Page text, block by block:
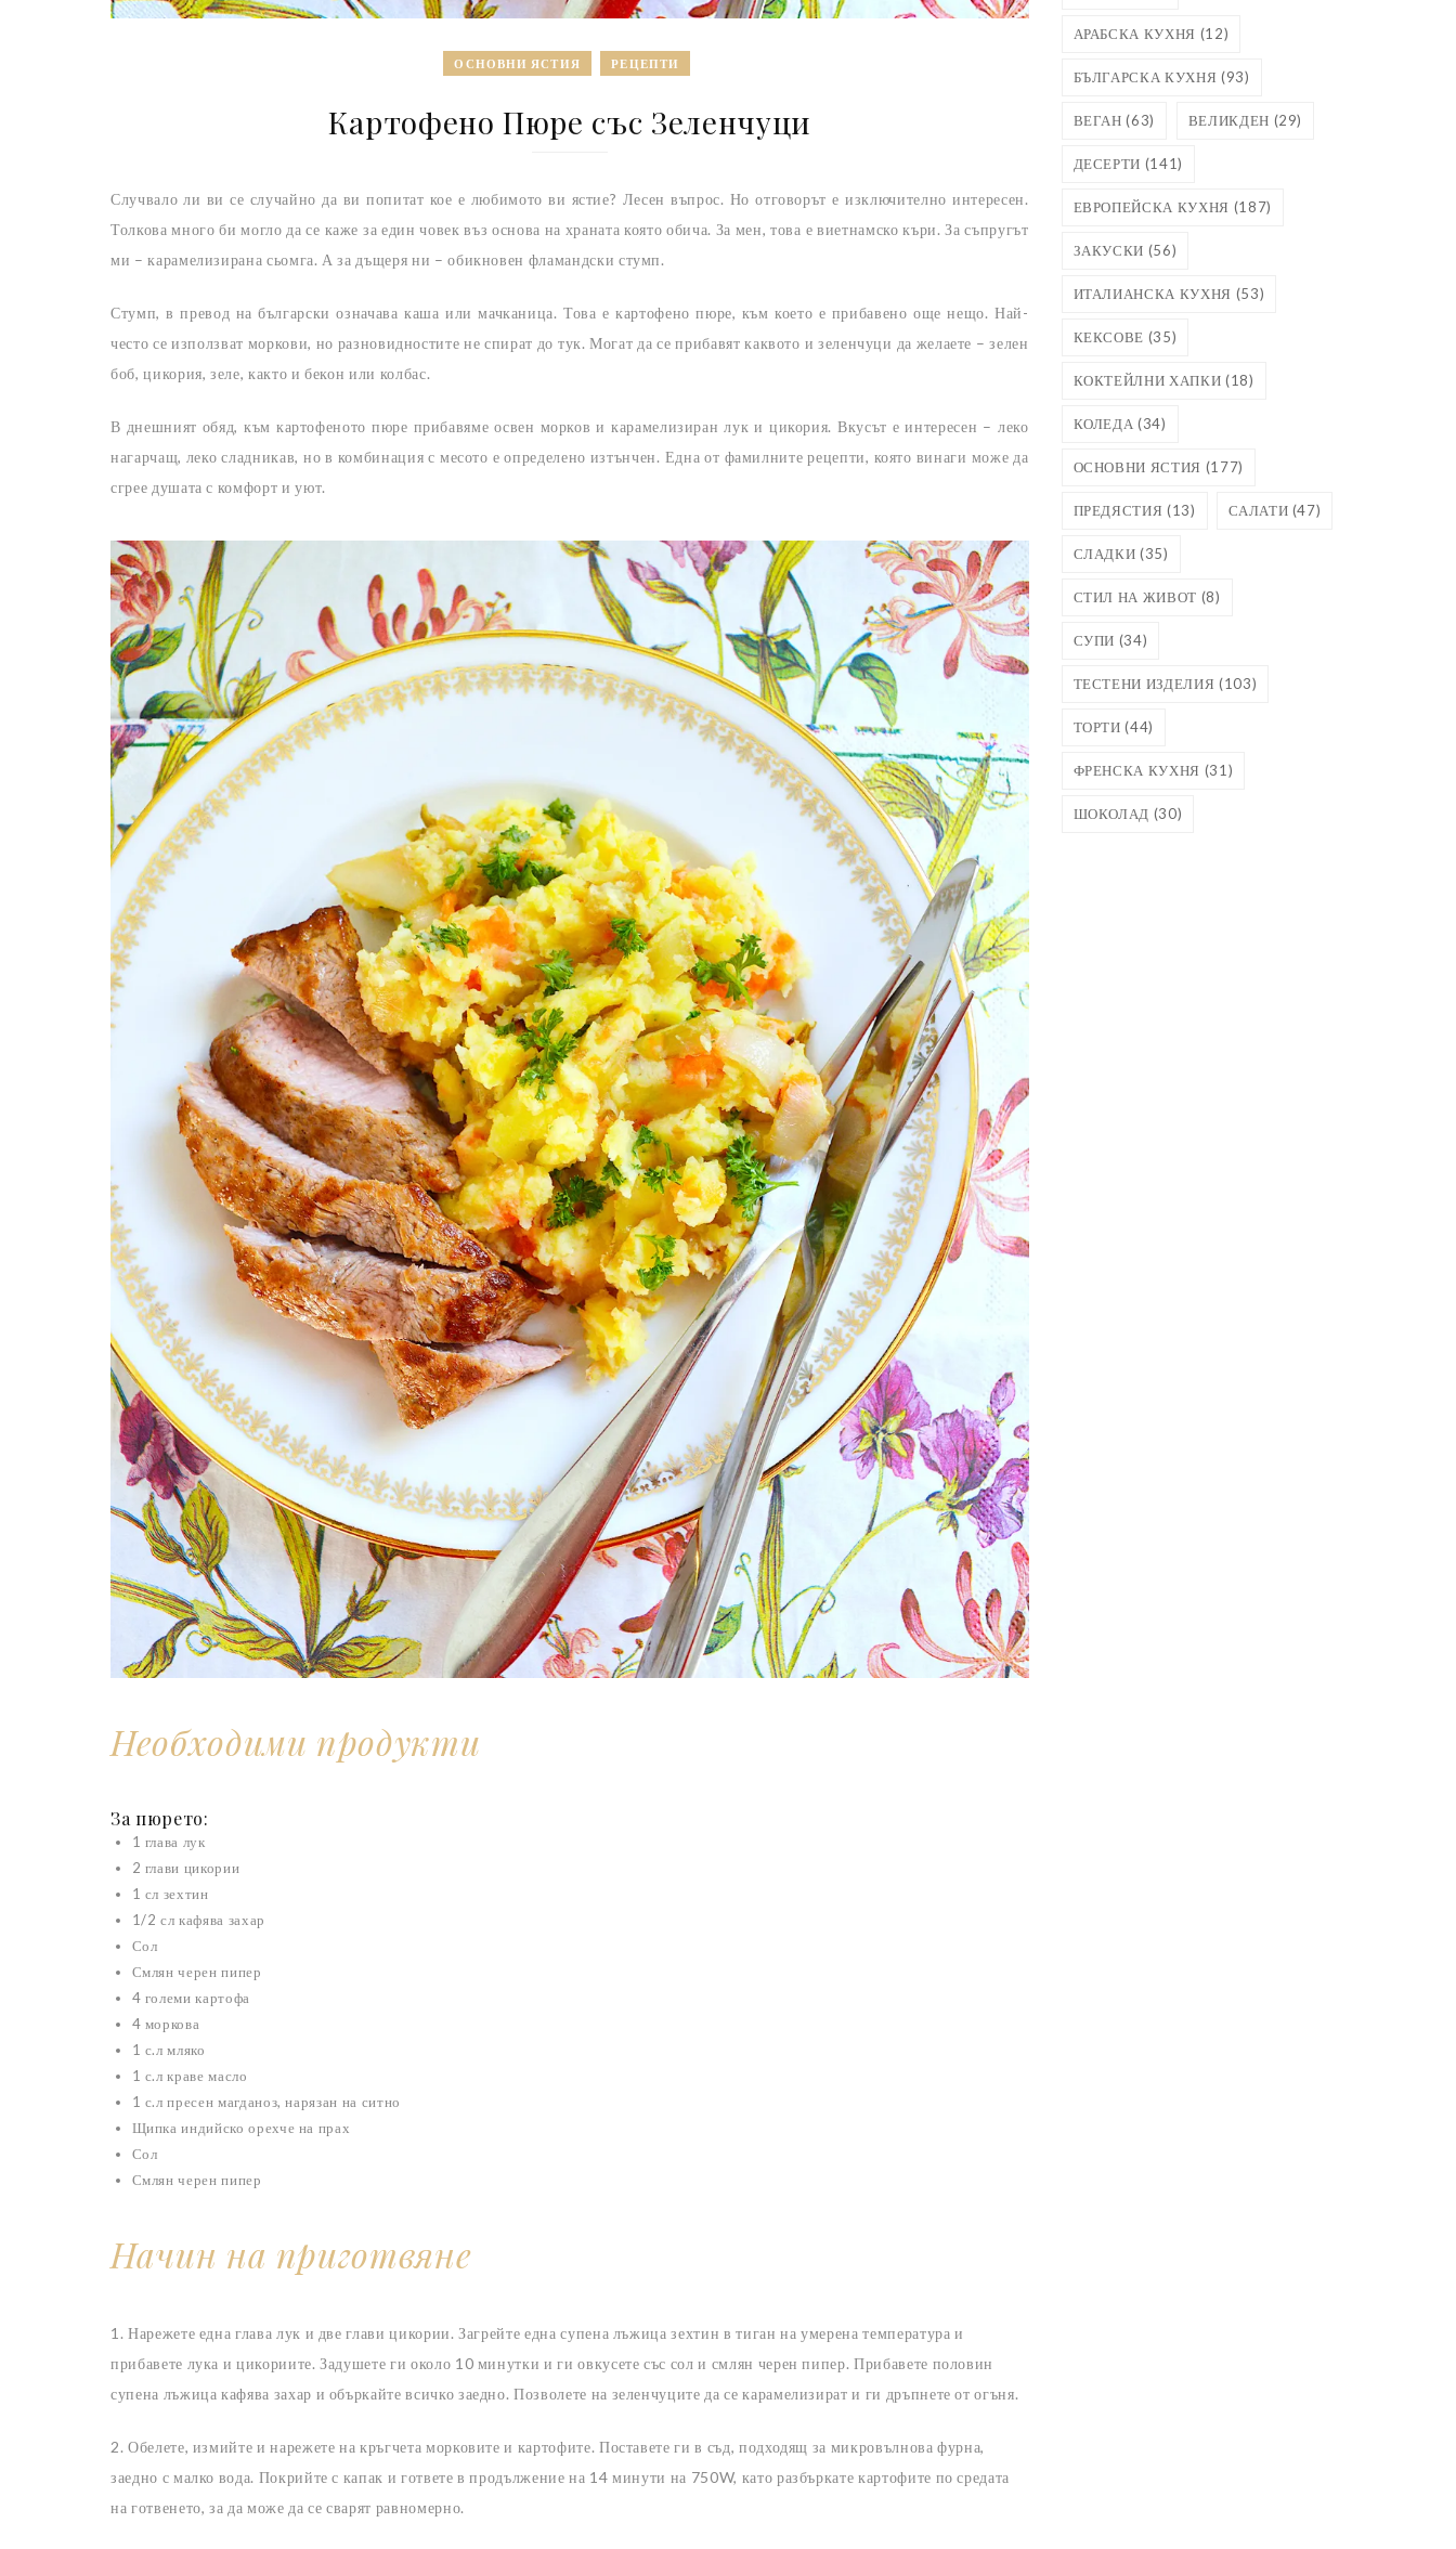
ОСНОВНИ ЯСТИЯ РЕЦЕПТИ
Картофено Пюре със Зеленчуци
Случвало ли ви се случайно да ви попитат кое е любимото ви ястие? Лесен въпрос. Но отговорът е изключително интересен.
Толкова много би могло да се каже за един човек въз основа на храната която обича. За мен, това е виетнамско къри. За съпругът
ми – карамелизирана сьомга. А за дъщеря ни – обикновен фламандски стумп.
Стумп, в превод на български означава каша или мачканица. Това е картофено пюре, към което е прибавено още нещо. Най-
често се използват моркови, но разновидностите не спират до тук. Могат да се прибавят каквото и зеленчуци да желаете – зелен
боб, цикория, зеле, както и бекон или колбас.
В днешният обяд, към картофеното пюре прибавяме освен морков и карамелизиран лук и цикория. Вкусът е интересен – леко
нагарчащ, леко сладникав, но в комбинация с месото е определено изтънчен. Една от фамилните рецепти, която винаги може да
сгрее душата с комфорт и уют.
Необходими продукти
За пюрето:
1 глава лук
2 глави цикории
1 сл зехтин
1/2 сл кафява захар
Сол
Смлян черен пипер
4 големи картофа
4 моркова
1 с.л мляко
1 с.л краве масло
1 с.л пресен магданоз, нарязан на ситно
Щипка индийско орехче на прах
Сол
Смлян черен пипер
Начин на приготвяне
1. Нарежете една глава лук и две глави цикории. Загрейте една супена лъжица зехтин в тиган на умерена температура и
прибавете лука и цикориите. Задушете ги около 10 минутки и ги овкусете със сол и смлян черен пипер. Прибавете половин
супена лъжица кафява захар и объркайте всичко заедно. Позволете на зеленчуците да се карамелизират и ги дръпнете от огъня.
2. Обелете, измийте и нарежете на кръгчета морковите и картофите. Поставете ги в съд, подходящ за микровълнова фурна,
заедно с малко вода. Покрийте с капак и гответе в продължение на 14 минути на 750W, като разбъркате картофите по средата
на готвенето, за да може да се сварят равномерно.
АРАБСКА КУХНЯ (12)
БЪЛГАРСКА КУХНЯ (93)
ВЕГАН (63) ВЕЛИКДЕН (29)
ДЕСЕРТИ (141)
ЕВРОПЕЙСКА КУХНЯ (187)
ЗАКУСКИ (56)
ИТАЛИАНСКА КУХНЯ (53)
КЕКСОВЕ (35)
КОКТЕЙЛНИ ХАПКИ (18)
КОЛЕДА (34)
ОСНОВНИ ЯСТИЯ (177)
ПРЕДЯСТИЯ (13) САЛАТИ (47)
СЛАДКИ (35)
СТИЛ НА ЖИВОТ (8)
СУПИ (34)
ТЕСТЕНИ ИЗДЕЛИЯ (103)
ТОРТИ (44)
ФРЕНСКА КУХНЯ (31)
ШОКОЛАД (30)